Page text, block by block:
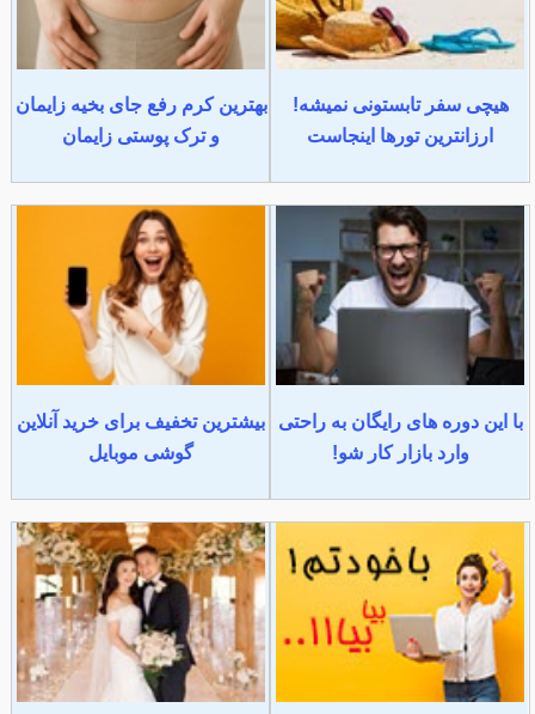
هیچی سفر تابستونی نمیشه!
ارزانترین تورها اینجاست
بهترین کرم رفع جای بخیه زایمان
و ترک پوستی زایمان
با این دوره های رایگان به راحتی
وارد بازار کار شو!
بیشترین تخفیف برای خرید آنلاین
گوشی موبایل